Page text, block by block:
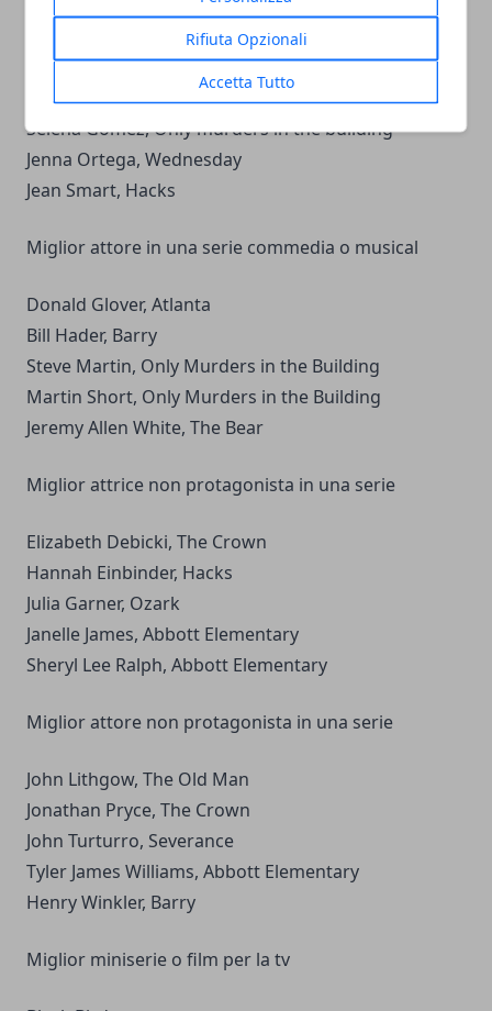
Rifiuta Opzionali
Accetta Tutto
Miglior attrice in una serie commedia o musical
Quinta Brunson, Abbott Elementary
Kaley Cuoco, The Flight Attendant
Selena Gomez, Only murders in the building
Jenna Ortega, Wednesday
Jean Smart, Hacks
Miglior attore in una serie commedia o musical
Donald Glover, Atlanta
Bill Hader, Barry
Steve Martin, Only Murders in the Building
Martin Short, Only Murders in the Building
Jeremy Allen White, The Bear
Miglior attrice non protagonista in una serie
Elizabeth Debicki, The Crown
Hannah Einbinder, Hacks
Julia Garner, Ozark
Janelle James, Abbott Elementary
Sheryl Lee Ralph, Abbott Elementary
Miglior attore non protagonista in una serie
John Lithgow, The Old Man
Jonathan Pryce, The Crown
John Turturro, Severance
Tyler James Williams, Abbott Elementary
Henry Winkler, Barry
Miglior miniserie o film per la tv